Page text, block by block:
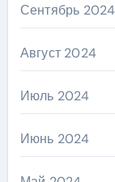
Сентябрь 2024
Август 2024
Июль 2024
Июнь 2024